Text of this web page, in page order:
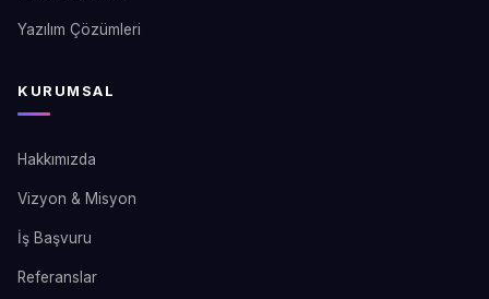
Yazılım Çözümleri
KURUMSAL
Hakkımızda
Vizyon & Misyon
İş Başvuru
Referanslar